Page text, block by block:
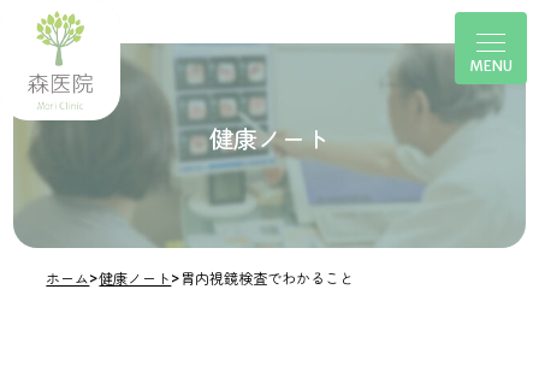
健康ノート
ホーム>健康ノート > 胃内視鏡検査でわかること